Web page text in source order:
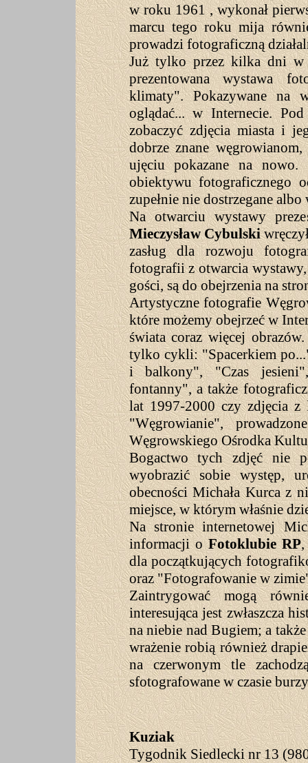
w roku 1961 , wykonał
marcu tego roku mija
prowadzi fotograficzną
Już tylko przez kilka dni w
prezentowana wystawa
klimaty". Pokazywane na
oglądać... w Internecie.
zobaczyć zdjęcia miasta i
dobrze znane
ujęciu pokazane na nowo.
obiektywu fotograficznego
zupełnie nie dostrzegane
Na otwarciu wystawy
Mieczysław Cybulski
zasług dla rozwoju
fotografii z otwarcia
gości, są do obejrzenia na
Artystyczne fotografie
które możemy obejrzeć w
świata coraz więcej
tylko cykli: "Spacerkiem
i balkony", "Czas
fontanny", a także
lat 1997-2000 czy zdjęcia z
"Węgrowianie",
Węgrowskiego Ośrodka
Bogactwo tych zdjęć nie
wyobrazić sobie występ,
obecności Michała Kurca z
miejsce, w którym właśnie
Na stronie internetowej
informacji oFotoklubie RP,
dla początkujących
oraz "Fotografowanie w
Zaintrygować mogą
interesująca jest zwłaszcza
na niebie nad Bugiem; a
wrażenie robią również
na czerwonym tle
sfotografowane w czasie
Kuziak
Tygodnik Siedlecki nr 13